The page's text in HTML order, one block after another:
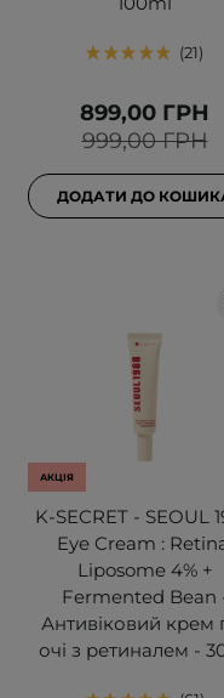
21
999,00 ГРН
899,00 ГРН
ДОДАТИ ДО
АКЦІЯ
K-SECRET - SEOUL
Eye Cream :
Liposome 4% +
Fermented Bean
Антивіковий крем
очі з ретиналем -